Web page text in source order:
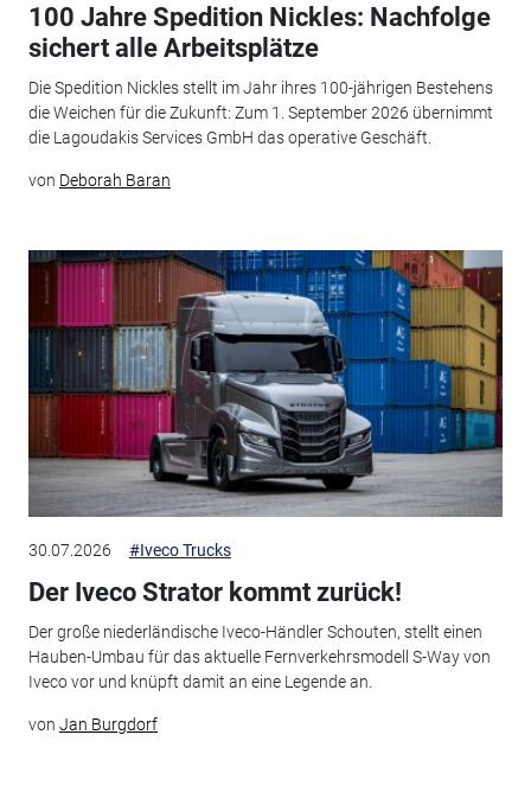
100 Jahre Spedition Nickles: Nachfolge
sichert alle Arbeitsplätze
Die Spedition Nickles stellt im Jahr ihres 100-jährigen Bestehens
die Weichen für die Zukunft: Zum 1. September 2026 übernimmt
die Lagoudakis Services GmbH das operative Geschäft.
von Deborah Baran
30.07.2026 #Iveco Trucks
Der Iveco Strator kommt zurück!
Der große niederländische Iveco-Händler Schouten, stellt einen
Hauben-Umbau für das aktuelle Fernverkehrsmodell S-Way von
Iveco vor und knüpft damit an eine Legende an.
von Jan Burgdorf